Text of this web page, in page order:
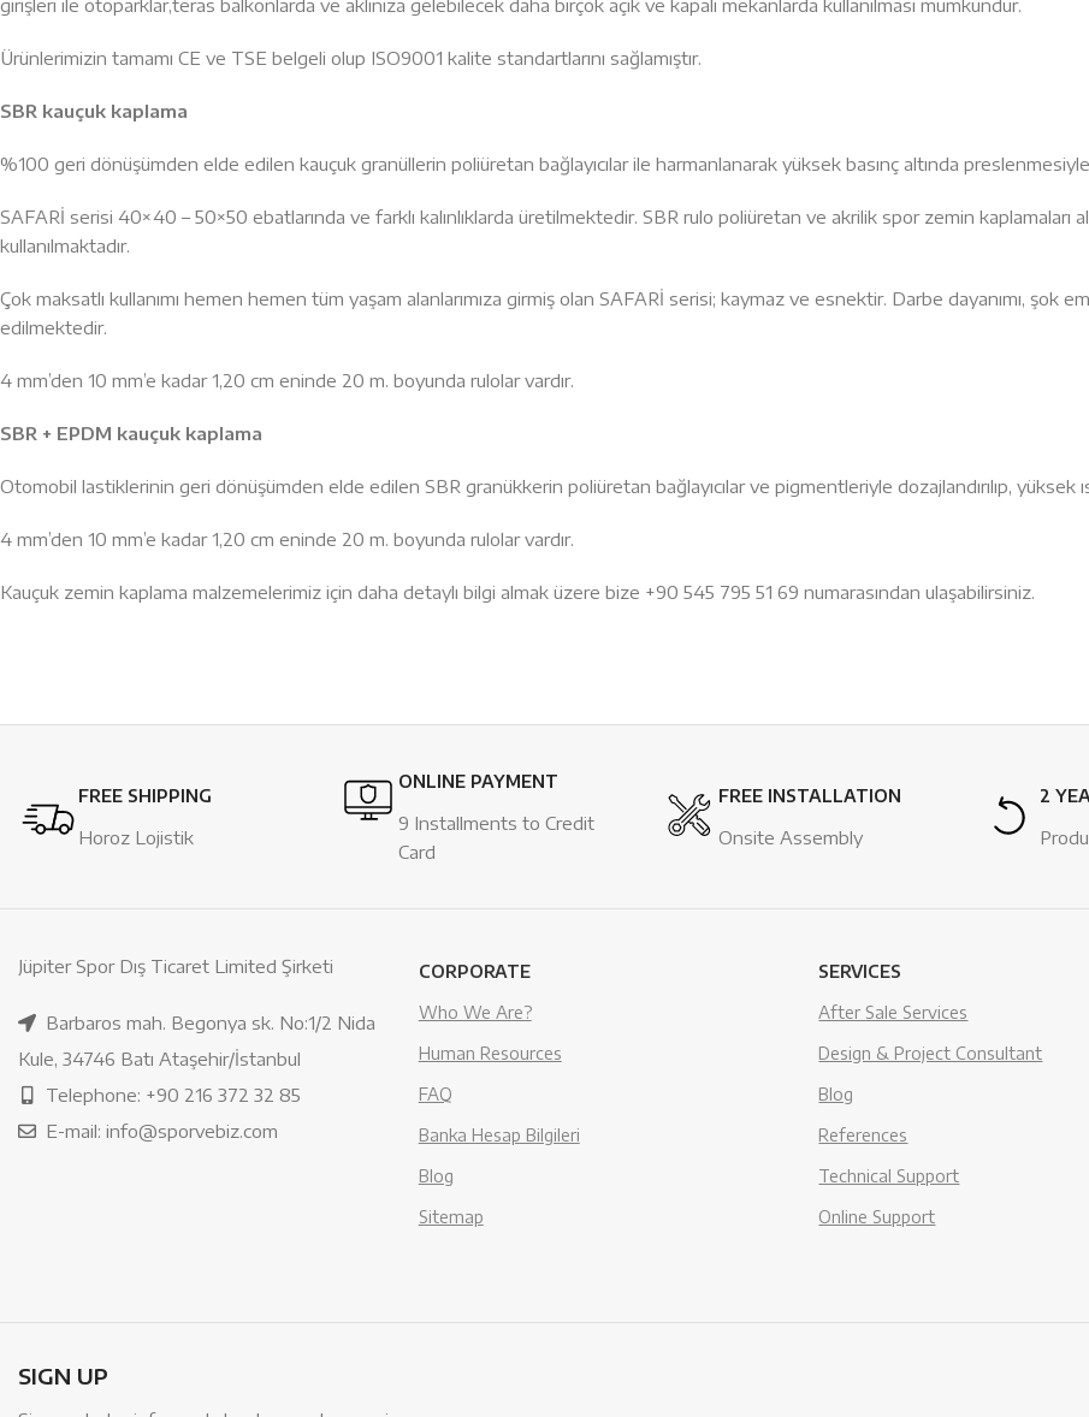
girişleri ile otoparklar,teras balkonlarda ve aklınıza gelebilecek daha birçok açık ve kapalı mekanlarda kullanılması mümkündür.
Ürünlerimizin tamamı CE ve TSE belgeli olup ISO9001 kalite standartlarını sağlamıştır.
SBR kauçuk kaplama
%100 geri dönüşümden elde edilen kauçuk granüllerin poliüretan bağlayıcılar ile harmanlanarak yüksek basınç altında
SAFARİ serisi 40×40 – 50×50 ebatlarında ve farklı kalınlıklarda üretilmektedir. SBR rulo poliüretan ve akrilik spor zemin kaplamaları
kullanılmaktadır.
Çok maksatlı kullanımı hemen hemen tüm yaşam alanlarımıza girmiş olan SAFARİ serisi; kaymaz ve esnektir. Darbe dayanımı, şok
edilmektedir.
4 mm’den 10 mm’e kadar 1,20 cm eninde 20 m. boyunda rulolar vardır.
SBR + EPDM kauçuk kaplama
Otomobil lastiklerinin geri dönüşümden elde edilen SBR granükkerin poliüretan bağlayıcılar ve pigmentleriyle dozajlandırılıp, yüksek
4 mm’den 10 mm’e kadar 1,20 cm eninde 20 m. boyunda rulolar vardır.
Kauçuk zemin kaplama malzemelerimiz için daha detaylı bilgi almak üzere bize +90 545 795 51 69 numarasından ulaşabilirsiniz.
FREE SHIPPING
Horoz Lojistik
ONLINE PAYMENT
9 Installments to Credit
Card
FREE INSTALLATION
Onsite Assembly
2
Jüpiter Spor Dış Ticaret Limited Şirketi
Barbaros mah. Begonya sk. No:1/2 Nida
Kule, 34746 Batı Ataşehir/İstanbul
Telephone: +90 216 372 32 85
E-mail: info@sporvebiz.com
CORPORATE
Who We Are?
Human Resources
FAQ
Banka Hesap Bilgileri
Blog
Sitemap
SERVICES
After Sale Services
Design & Project Consultant
Blog
References
Technical Support
Online Support
SIGN UP